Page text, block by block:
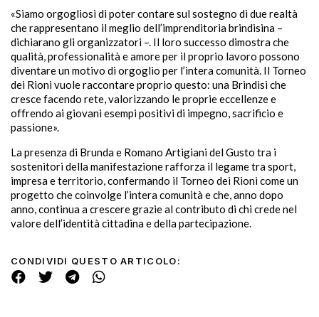
«Siamo orgogliosi di poter contare sul sostegno di due realtà
che rappresentano il meglio dell’imprenditoria brindisina –
dichiarano gli organizzatori –. Il loro successo dimostra che
qualità, professionalità e amore per il proprio lavoro possono
diventare un motivo di orgoglio per l’intera comunità. Il Torneo
dei Rioni vuole raccontare proprio questo: una Brindisi che
cresce facendo rete, valorizzando le proprie eccellenze e
offrendo ai giovani esempi positivi di impegno, sacrificio e
passione».
La presenza di Brunda e Romano Artigiani del Gusto tra i
sostenitori della manifestazione rafforza il legame tra sport,
impresa e territorio, confermando il Torneo dei Rioni come un
progetto che coinvolge l’intera comunità e che, anno dopo
anno, continua a crescere grazie al contributo di chi crede nel
valore dell’identità cittadina e della partecipazione.
CONDIVIDI QUESTO ARTICOLO: